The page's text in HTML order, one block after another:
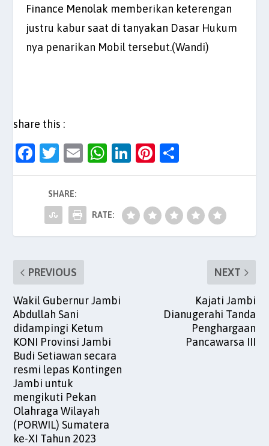
Finance Menolak memberikan keterengan
justru kabur saat di tanyakan Dasar Hukum
nya penarikan Mobil tersebut.(Wandi)
share this :
F
a
e
b
o
k
T
w
itt
er
E
m
l
W
h
s
Li
n
e
dI
Pi
nt
es
t
h
e
SHARE:
RATE:
PREVIOUS
Wakil Gubernur Jambi
Abdullah Sani
didampingi Ketum
KONI Provinsi Jambi
Budi Setiawan secara
resmi lepas Kontingen
Jambi untuk
mengikuti Pekan
Olahraga Wilayah
(PORWIL) Sumatera
ke-XI Tahun 2023
NEXT
Kajati Jambi
Dianugerahi Tanda
Penghargaan
Pancawarsa III